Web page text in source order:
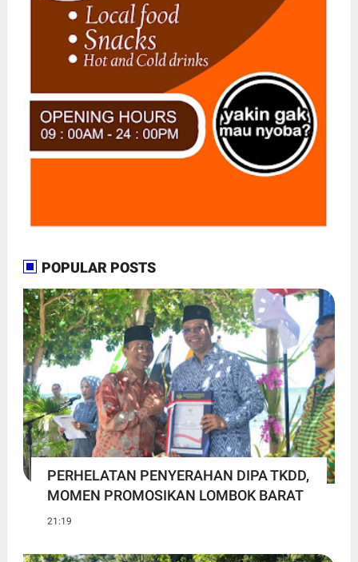
POPULAR POSTS
PERHELATAN PENYERAHAN DIPA TKDD,
MOMEN PROMOSIKAN LOMBOK BARAT
21:19